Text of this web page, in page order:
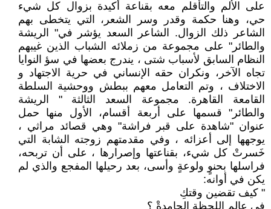
على الألم والتأقلم معه بقناعة أكيدة بزوال كل شيء
حي، وهنا حكمة وقدر وسر الشعر، التي يتخطى بهم
الشاعر ذلك الزوال. الشاعر السعد يؤشر في" الريشة
والطائر" على مجموعة من زملائه الشباب الذين غيبهم
النظام السابق لأسباب شتى ، يندرج بعضها في سؤ النوايا
تجاه الآخر، ونكران حقه الإنساني في حرية الاجتهاد و
الاختلاف ، وتم التعامل معهم ببطش ووحشية السلطة
القامعة القاهرة. مجموعة السعد الثالثة " الريشة
والطائر" قسمها على أربعة أقسام، الأول منها حمل
عنوان "شاهدة على قبر فراشة" وهي قصائد مراثي ،
يوجهها إلى أعزائه ، وفي مقدمتهم زوجته الشابة التي
خَسرتْ كل شيء، بقناعتها وإصرارها ، على أن تربحه،
فراسلها بحنوٍ ولوعةٍ وأسى، بعد رحيلها المفجع والذي لم
يكن في أوانه:
" كيف تقضين وقتكِ
في عالم اللحظة الجامدةْ ؟